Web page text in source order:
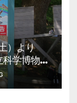
）より
学博物館
上野公